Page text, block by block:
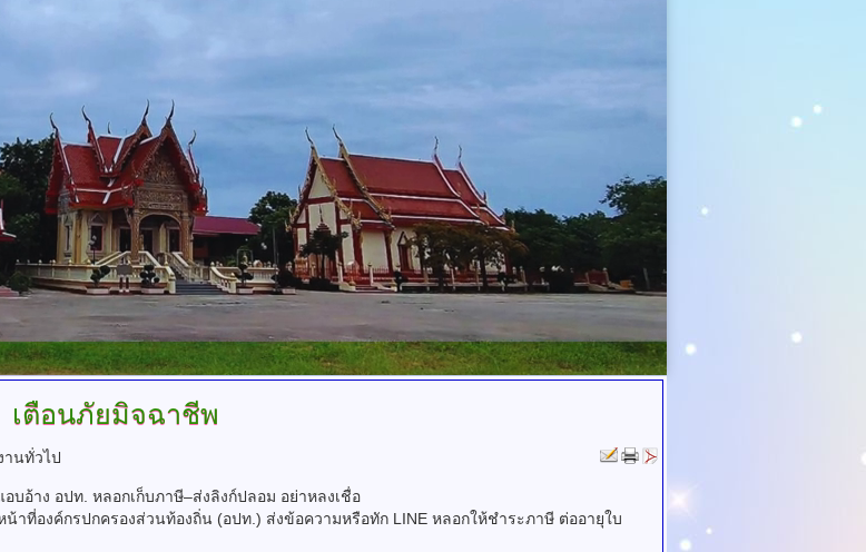
เตือนภัยมิจฉาชีพ
านทั่วไป
บอ้าง อปท. หลอกเก็บภาษี–ส่งลิงก์ปลอม อย่าหลงเชื่อ
รปกครองส่วนท้องถิ่น (อปท.) ส่งข้อความหรือทัก LINE หลอกให้ชำระภาษี ต่ออายุใบ